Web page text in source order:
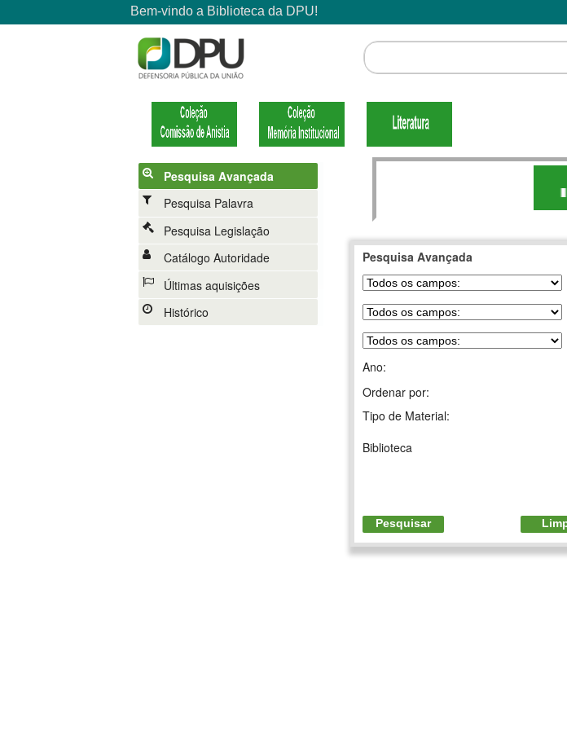
Pesquisa Avançada
Pesquisa Palavra
Pesquisa Legislação
Catálogo Autoridade
Últimas aquisições
Histórico
Pesquisa Avançada
Ano:
Ordenar por:
Tipo de Material:
Biblioteca
Pesquisar